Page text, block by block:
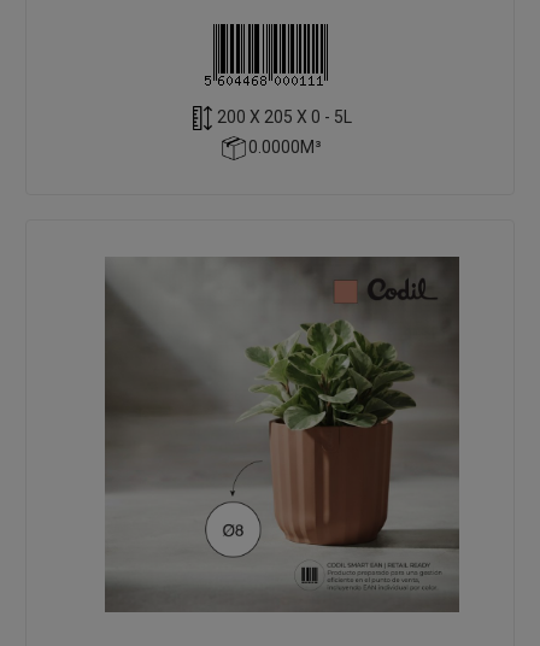
200 X 205 X 0 - 5L
0.0000M³